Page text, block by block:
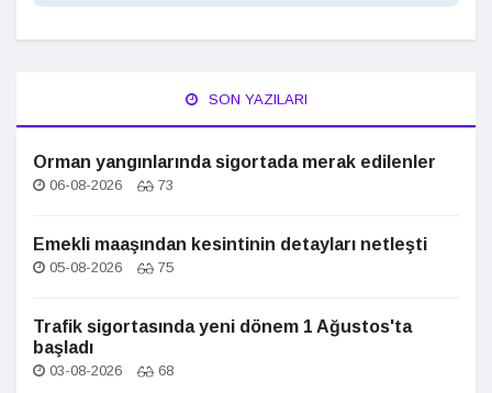
SON YAZILARI
Orman yangınlarında sigortada merak edilenler
06-08-2026 73
Emekli maaşından kesintinin detayları netleşti
05-08-2026 75
Trafik sigortasında yeni dönem 1 Ağustos'ta
başladı
03-08-2026 68